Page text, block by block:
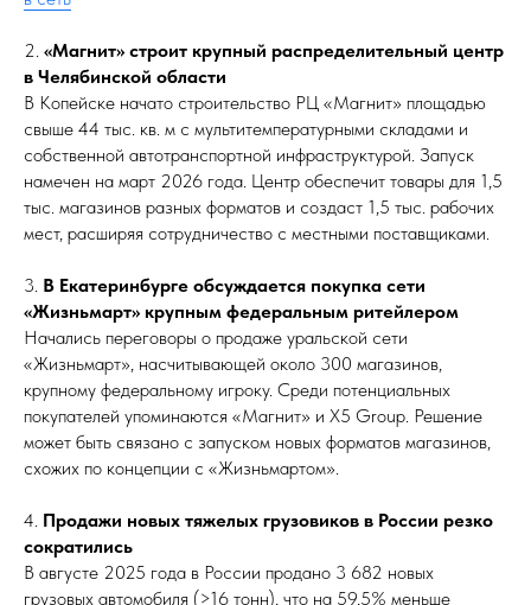
2. «Магнит» строит крупный распределительный центр
в Челябинской области
В Копейске начато строительство РЦ «Магнит» площадью
свыше 44 тыс. кв. м с мультитемпературными складами и
собственной автотранспортной инфраструктурой. Запуск
намечен на март 2026 года. Центр обеспечит товары для 1,5
тыс. магазинов разных форматов и создаст 1,5 тыс. рабочих
мест, расширяя сотрудничество с местными поставщиками.
3. В Екатеринбурге обсуждается покупка сети
«Жизньмарт» крупным федеральным ритейлером
Начались переговоры о продаже уральской сети
«Жизньмарт», насчитывающей около 300 магазинов,
крупному федеральному игроку. Среди потенциальных
покупателей упоминаются «Магнит» и X5 Group. Решение
может быть связано с запуском новых форматов магазинов,
схожих по концепции с «Жизньмартом».
4. Продажи новых тяжелых грузовиков в России резко
сократились
В августе 2025 года в России продано 3 682 новых
грузовых автомобиля (>16 тонн), что на 59,5% меньше